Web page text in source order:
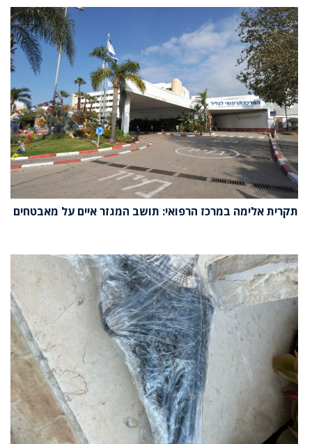
תקרית אלימה במרכז הרפואי: תושב המגזר איים על מאבטחים